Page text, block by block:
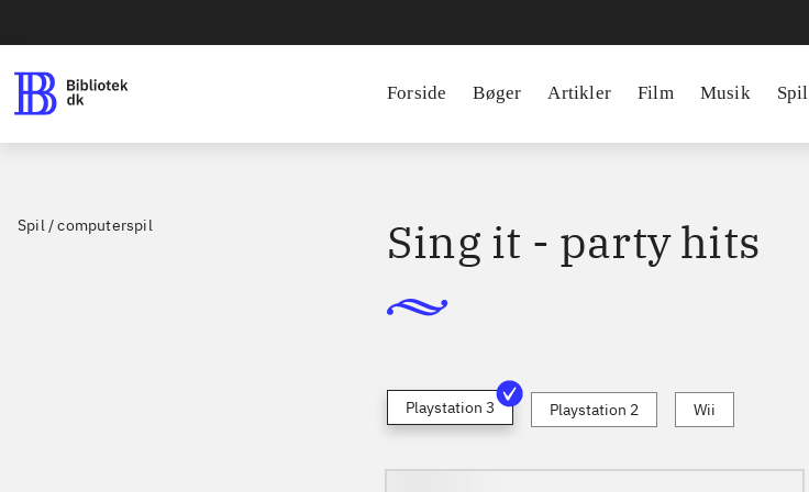
Forside Bøger Artikler Film Musik Spil
Spil / computerspil
Sing it - party hits
Playstation 3 Playstation 2 Wii